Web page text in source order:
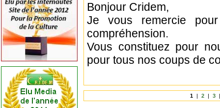
Bonjour Cridem,
Je vous remercie
compréhension.
Vous constituez pour
pour tous nos coups de
1 | 2 | 3